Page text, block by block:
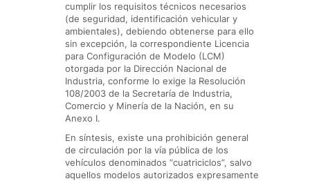
cumplir los requisitos técnicos necesarios
(de seguridad, identificación vehicular y
ambientales), debiendo obtenerse para ello
sin excepción, la correspondiente Licencia
para Configuración de Modelo (LCM)
otorgada por la Dirección Nacional de
Industria, conforme lo exige la Resolución
108/2003 de la Secretaría de Industria,
Comercio y Minería de la Nación, en su
Anexo I.
En síntesis, existe una prohibición general
de circulación por la vía pública de los
vehículos denominados “cuatriciclos”, salvo
aquellos modelos autorizados expresamente